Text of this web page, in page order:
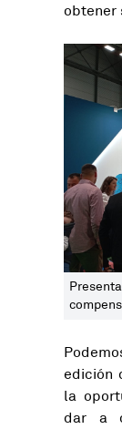
obtener
edición
la
dar a